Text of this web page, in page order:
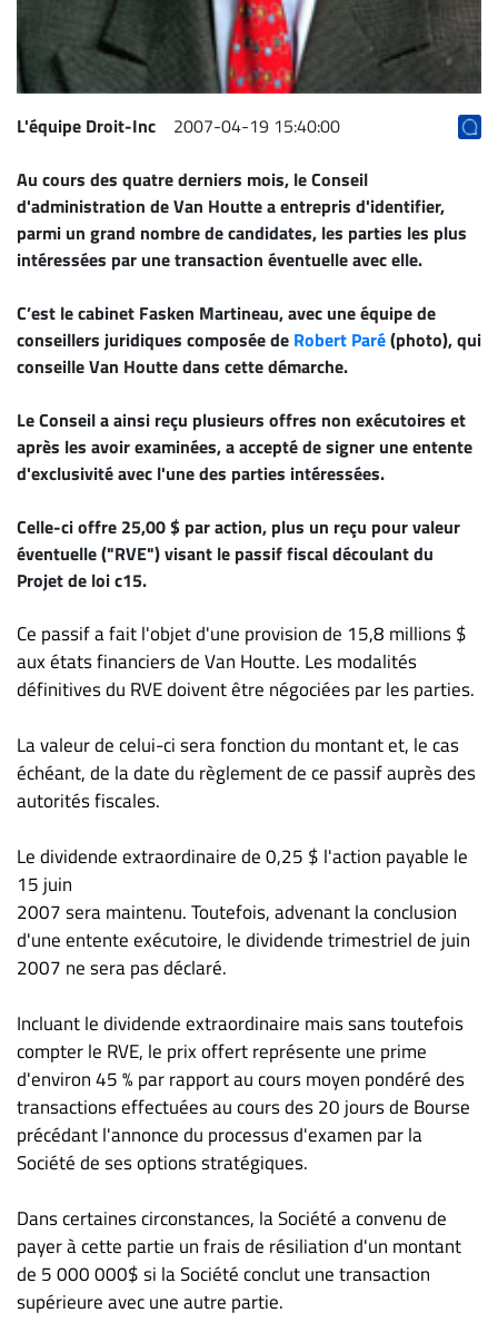
CABINETS
ET
ENTREPRISES
Espace
Page
entreprises
Publier
un
Publicité
Solutions de
TROUVEZ-
NOUS
Nous
joindre
À
propos
Infolettre
S’abonner
Politique de
confidentialité
L'équipe Droit-Inc 2007-04-19 15:40:00
Au cours des quatre derniers mois, le Conseil
d'administration de Van Houtte a entrepris d'identifier,
parmi un grand nombre de candidates, les parties les plus
intéressées par une transaction éventuelle avec elle.
C’est le cabinet Fasken Martineau, avec une équipe de
conseillers juridiques composée de Robert Paré(photo), qui
conseille Van Houtte dans cette démarche.
Le Conseil a ainsi reçu plusieurs offres non exécutoires et
après les avoir examinées, a accepté de signer une entente
d'exclusivité avec l'une des parties intéressées.
Celle-ci offre 25,00 $ par action, plus un reçu pour valeur
éventuelle ("RVE") visant le passif fiscal découlant du
Projet de loi c15.
Ce passif a fait l'objet d'une provision de 15,8 millions $
aux états financiers de Van Houtte. Les modalités
définitives du RVE doivent être négociées par les parties.
La valeur de celui-ci sera fonction du montant et, le cas
échéant, de la date du règlement de ce passif auprès des
autorités fiscales.
Le dividende extraordinaire de 0,25 $ l'action payable le
15 juin
2007 sera maintenu. Toutefois, advenant la conclusion
d'une entente exécutoire, le dividende trimestriel de juin
2007 ne sera pas déclaré.
Incluant le dividende extraordinaire mais sans toutefois
compter le RVE, le prix offert représente une prime
d'environ 45 % par rapport au cours moyen pondéré des
transactions effectuées au cours des 20 jours de Bourse
précédant l'annonce du processus d'examen par la
Société de ses options stratégiques.
Dans certaines circonstances, la Société a convenu de
payer à cette partie un frais de résiliation d'un montant
de 5 000 000$ si la Société conclut une transaction
supérieure avec une autre partie.